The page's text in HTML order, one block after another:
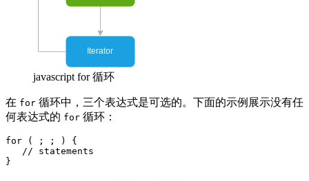
javascript for 循环
在 for 循环中，三个表达式是可选的。下面的示例展示没有任
何表达式的 for 循环：
for ( ; ; ) {
   // statements
}